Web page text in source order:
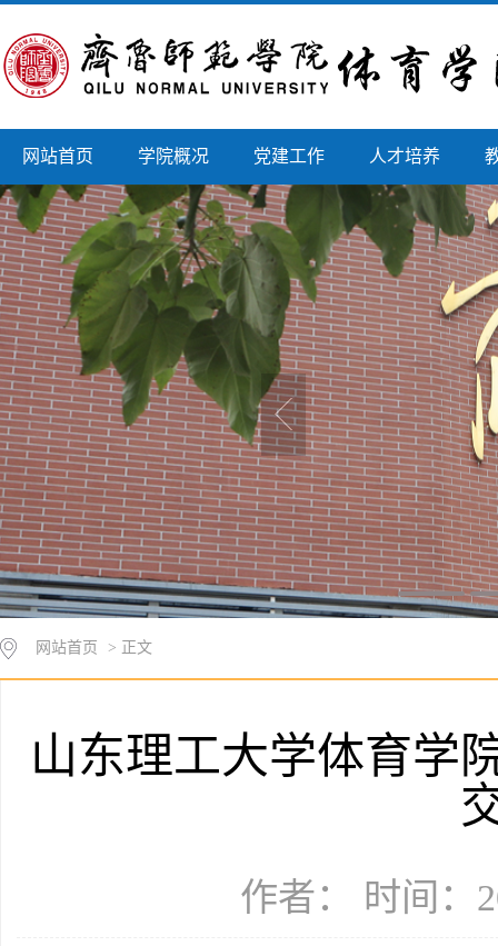
网站首页 学院概况 党建工作 人才培养
网站首页 > 正文
山东理工大学体育学
作者： 时间：